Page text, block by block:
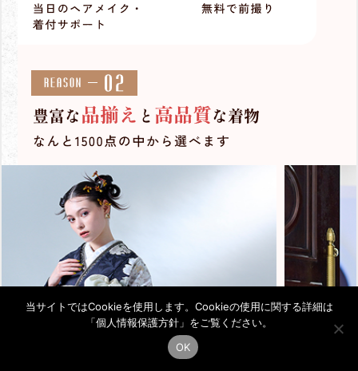
当サイトではCookieを使用します。Cookieの使用に関する詳細は
「個人情報保護方針 」をご覧ください。
OK